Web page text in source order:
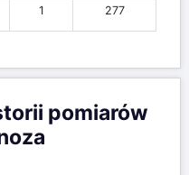
1 277
pomiarów